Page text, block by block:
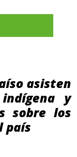
asisten
y
sobre los
país